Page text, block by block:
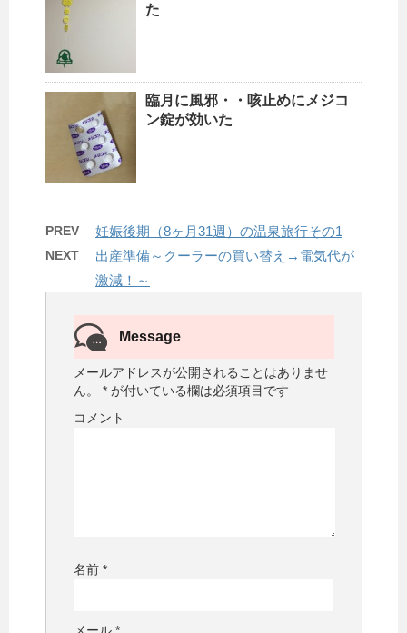
た
臨月に風邪・・咳止めにメジコ
ン錠が効いた
PREV 妊娠後期（8ヶ月31週）の温泉旅行その1
NEXT
出産準備～クーラーの買い替え→電気代が
激減！～
Message
メールアドレスが公開されることはありませ
ん。
* が付いている欄は必須項目です
コメント
名前 *
メール *